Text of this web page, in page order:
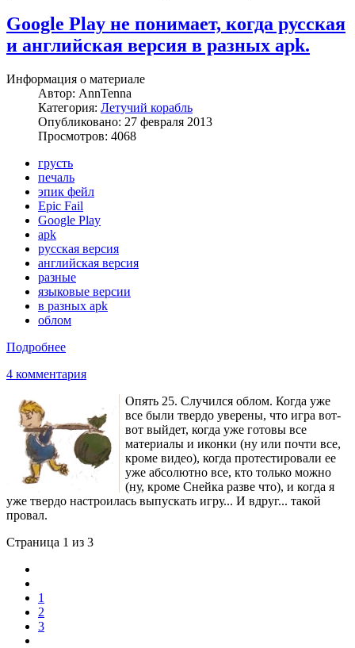
Google Play не понимает, когда русская
и английская версия в разных apk.
Информация о материале
Автор: AnnTenna
Категория: Летучий корабль
Опубликовано: 27 февраля 2013
Просмотров: 4068
грусть
печаль
эпик фейл
Epic Fail
Google Play
apk
русская версия
английская версия
разные
языковые версии
в разных apk
облом
Подробнее
4 комментария
Опять 25. Случился облом. Когда уже
все были твердо уверены, что игра вот-
вот выйдет, когда уже готовы все
материалы и иконки (ну или почти все,
кроме видео), когда протестировали ее
уже абсолютно все, кто только можно
(ну, кроме Снейка разве что), и когда я
уже твердо настроилась выпускать игру... И вдруг... такой
провал.
Страница 1 из 3
1
2
3